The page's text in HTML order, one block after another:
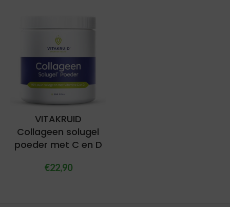
VITAKRUID
Collageen solugel
poeder met C en D
€22,90